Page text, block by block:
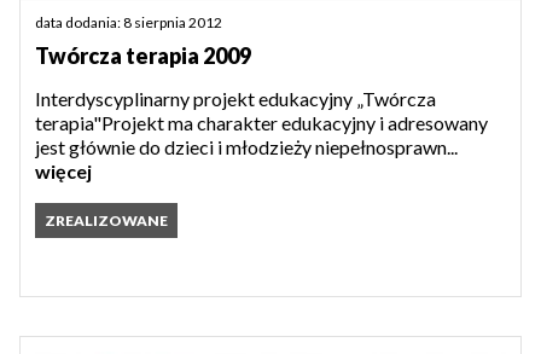
data dodania: 8 sierpnia 2012
Twórcza terapia 2009
Interdyscyplinarny projekt edukacyjny „Twórcza
terapia"Projekt ma charakter edukacyjny i adresowany
jest głównie do dzieci i młodzieży niepełnosprawn...
więcej
ZREALIZOWANE